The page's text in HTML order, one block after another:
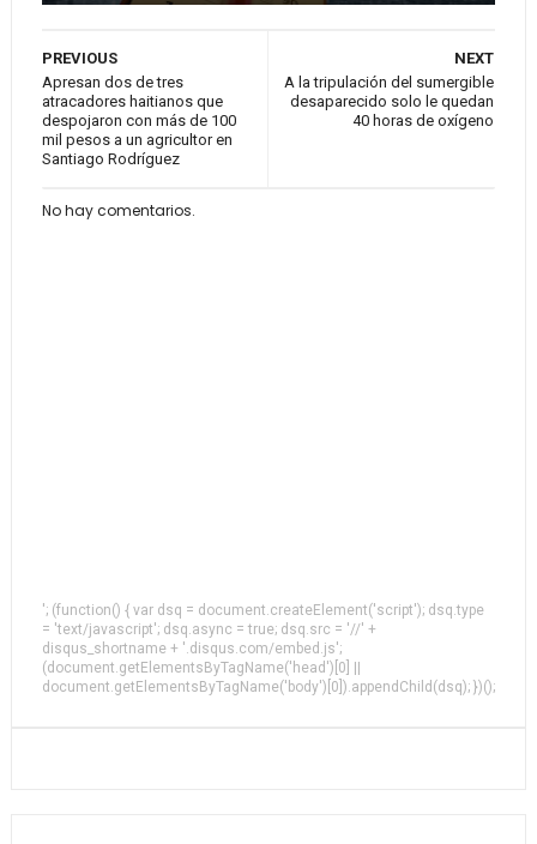
NEXT
A la tripulación del sumergible
desaparecido solo le quedan
40 horas de oxígeno
PREVIOUS
Apresan dos de tres
atracadores haitianos que
despojaron con más de 100
mil pesos a un agricultor en
Santiago Rodríguez
No hay comentarios.
'; (function() { var dsq = document.createElement('script'); dsq.type
= 'text/javascript'; dsq.async = true; dsq.src = '//' +
disqus_shortname + '.disqus.com/embed.js';
(document.getElementsByTagName('head')[0] ||
document.getElementsByTagName('body')[0]).appendChild(dsq); })();